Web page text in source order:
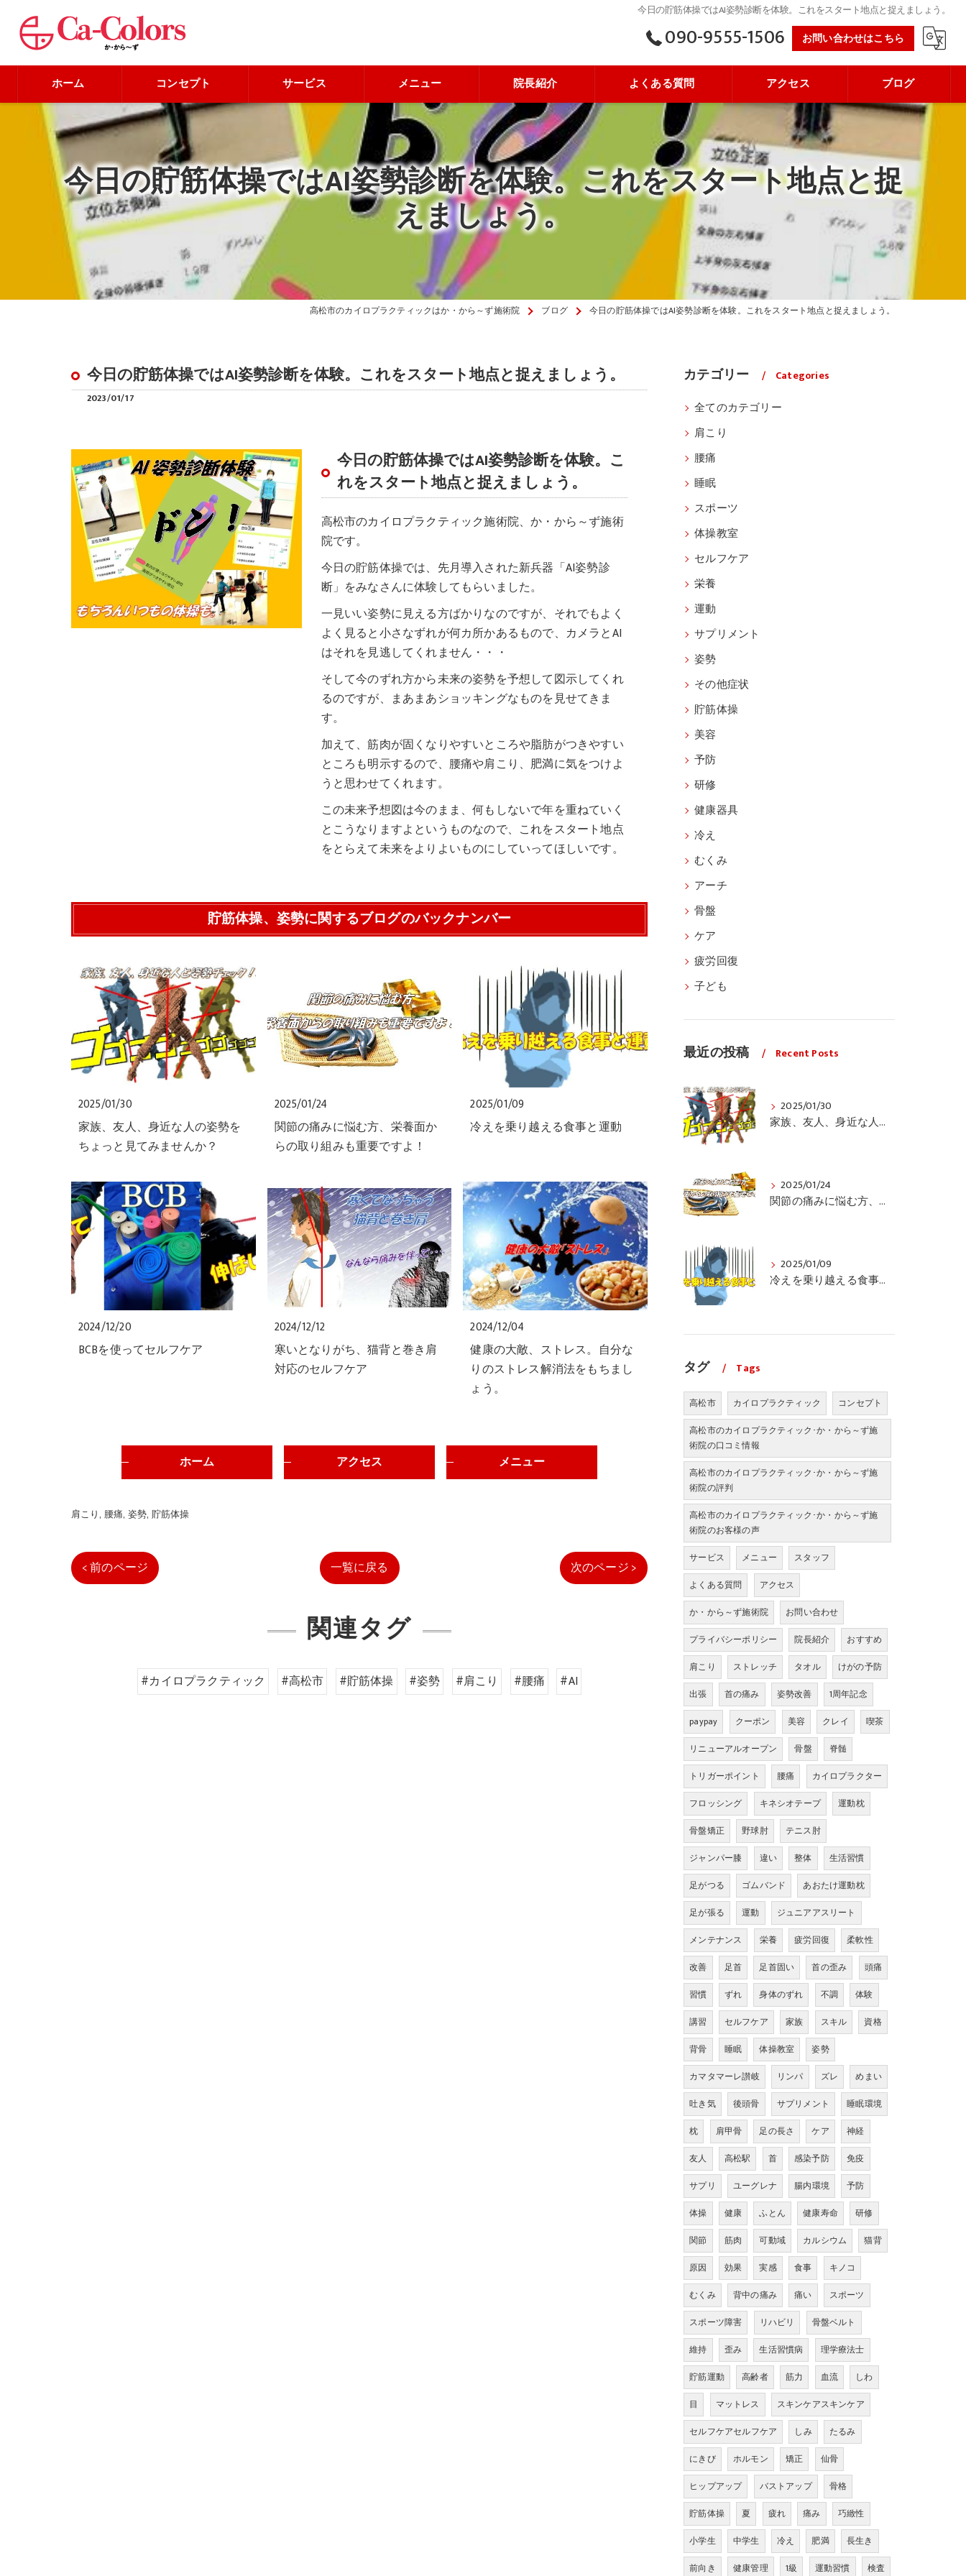
今日の貯筋体操ではAI姿勢診断を体験。これをスタート地点と捉えましょう。
090-9555-1506 お問い合わせはこちら
ホーム コンセプト サービス メニュー 院長紹介 よくある質問 アクセス ブログ
今日の貯筋体操ではAI姿勢診断を体験。これをスタート地点と捉
えましょう。
高松市のカイロプラクティックはか・から～ず施術院 ブログ 今日の貯筋体操ではAI姿勢診断を体験。これをスタート地点と捉えましょう。
今日の貯筋体操ではAI姿勢診断を体験。これをスタート地点と捉えましょう。
2023/01/17
今日の貯筋体操ではAI姿勢診断を体験。こ
れをスタート地点と捉えましょう。
高松市のカイロプラクティック施術院、か・から～ず施術
院です。
今日の貯筋体操では、先月導入された新兵器「AI姿勢診
断」をみなさんに体験してもらいました。
一見いい姿勢に見える方ばかりなのですが、それでもよく
よく見ると小さなずれが何カ所かあるもので、カメラとAI
はそれを見逃してくれません・・・
そして今のずれ方から未来の姿勢を予想して図示してくれ
るのですが、まあまあショッキングなものを見せてきま
す。
加えて、筋肉が固くなりやすいところや脂肪がつきやすい
ところも明示するので、腰痛や肩こり、肥満に気をつけよ
うと思わせてくれます。
この未来予想図は今のまま、何もしないで年を重ねていく
とこうなりますよというものなので、これをスタート地点
をとらえて未来をよりよいものにしていってほしいです。
貯筋体操、姿勢に関するブログのバックナンバー
2025/01/30
家族、友人、身近な人の姿勢を
ちょっと見てみませんか？
2025/01/24
関節の痛みに悩む方、栄養面か
らの取り組みも重要ですよ！
2025/01/09
冷えを乗り越える食事と運動
2024/12/20
BCBを使ってセルフケア
2024/12/12
寒いとなりがち、猫背と巻き肩
対応のセルフケア
2024/12/04
健康の大敵、ストレス。自分な
りのストレス解消法をもちまし
ょう。
ホーム アクセス メニュー
肩こり 腰痛 姿勢 貯筋体操
< 前のページ 一覧に戻る 次のページ >
関連タグ
#カイロプラクティック #高松市 #貯筋体操 #姿勢 #肩こり #腰痛 #AI
カテゴリー Categories
全てのカテゴリー
肩こり
腰痛
睡眠
スポーツ
体操教室
セルフケア
栄養
運動
サプリメント
姿勢
その他症状
貯筋体操
美容
予防
研修
健康器具
冷え
むくみ
アーチ
骨盤
ケア
疲労回復
子ども
最近の投稿 Recent Posts
2025/01/30
家族、友人、身近な人の姿勢をちょっと見てみませんか？
2025/01/24
関節の痛みに悩む方、栄養面からの取り組みも重要ですよ！
2025/01/09
冷えを乗り越える食事と運動
タグ Tags
高松市 カイロプラクティック
コンセプト
高松市のカイロプラクティック･か・から～ず施
術院の口コミ情報
高松市のカイロプラクティック･か・から～ず施
術院の評判
高松市のカイロプラクティック･か・から～ず施
術院のお客様の声
サービス
メニュー
スタッフ
よくある質問
アクセス
か・から～ず施術院
お問い合わせ
プライバシーポリシー
院長紹介
おすすめ
肩こり
ストレッチ タオル
けがの予防
出張
首の痛み 姿勢改善
1周年記念
paypay
クーポン 美容 クレイ
喫茶
リニューアルオープン
骨盤
脊髄
トリガーポイント
腰痛
カイロプラクター
フロッシング
キネシオテープ
運動枕
骨盤矯正
野球肘
テニス肘
ジャンパー膝
違い 整体
生活習慣
足がつる
ゴムバンド
あおたけ運動枕
足が張る
運動
ジュニアアスリート
メンテナンス
栄養 疲労回復
柔軟性
改善
足首 足首固い 首の歪み
頭痛
習慣
ずれ 身体のずれ 不調
体験
講習
セルフケア 家族 スキル
資格
背骨
睡眠 体操教室
姿勢
カマタマーレ讃岐
リンパ ズレ
めまい
吐き気
後頭骨 サプリメント
睡眠環境
枕
肩甲骨 足の長さ ケア
神経
友人
高松駅 首 感染予防
免疫
サプリ
ユーグレナ 腸内環境
予防
体操
健康 ふとん 健康寿命
研修
関節
筋肉 可動域 カルシウム
猫背
原因
効果 実感 食事
キノコ
むくみ
背中の痛み 痛い
スポーツ
スポーツ障害
リハビリ
骨盤ベルト
維持
歪み 生活習慣病
理学療法士
貯筋運動
高齢者 筋力 血流
しわ
目
マットレス
スキンケアスキンケア
セルフケアセルフケア
しみ
たるみ
にきび
ホルモン 矯正
仙骨
ヒップアップ
バストアップ
骨格
貯筋体操
夏 疲れ 痛み
巧緻性
小学生
中学生 冷え 肥満
長生き
前向き
健康管理 1級 運動習慣 検査